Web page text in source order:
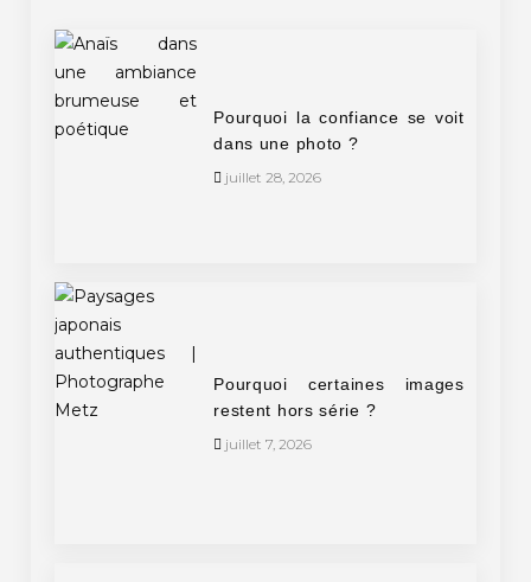
Pourquoi la confiance se voit
dans une photo ?
juillet 28, 2026
Pourquoi certaines images
restent hors série ?
juillet 7, 2026